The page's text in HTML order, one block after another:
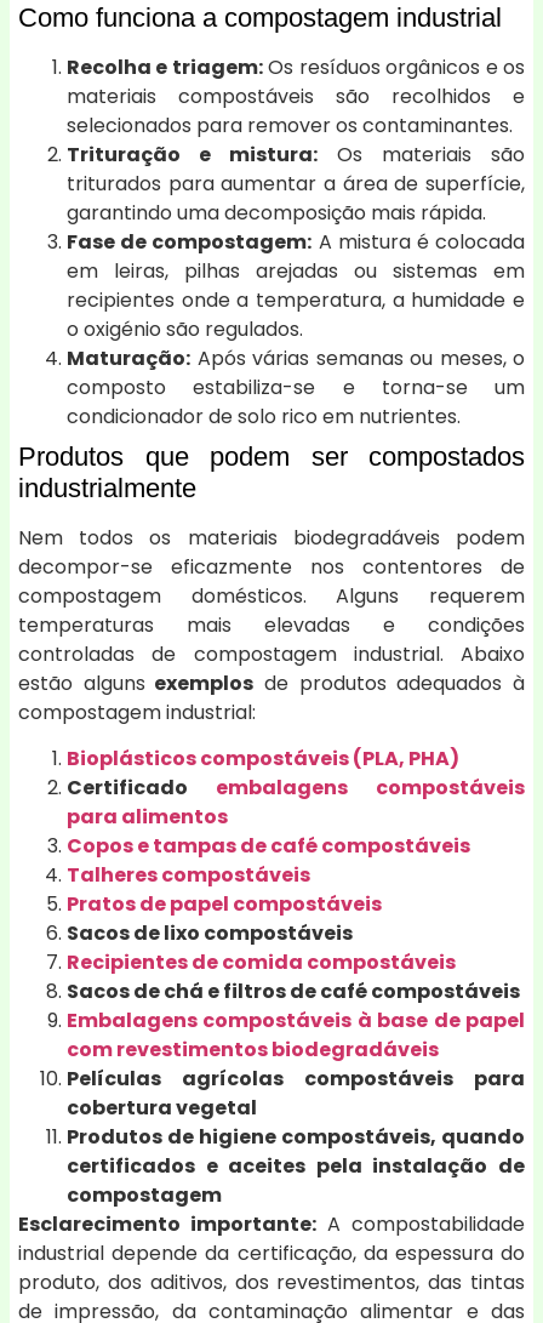
Como funciona a compostagem industrial
Recolha e triagem:Os resíduos orgânicos e os
materiais compostáveis são recolhidos e
selecionados para remover os contaminantes.
Trituração e mistura: Os materiais são
triturados para aumentar a área de superfície,
garantindo uma decomposição mais rápida.
Fase de compostagem: A mistura é colocada
em leiras, pilhas arejadas ou sistemas em
recipientes onde a temperatura, a humidade e
o oxigénio são regulados.
Maturação: Após várias semanas ou meses, o
composto estabiliza-se e torna-se um
condicionador de solo rico em nutrientes.
Produtos que podem ser compostados
industrialmente
Nem todos os materiais biodegradáveis podem
decompor-se eficazmente nos contentores de
compostagem domésticos. Alguns requerem
temperaturas mais elevadas e condições
controladas de compostagem industrial. Abaixo
estão alguns exemplos de produtos adequados à
compostagem industrial:
Bioplásticos compostáveis (PLA, PHA)
Certificado embalagens compostáveis
para alimentos
Copos e tampas de café compostáveis
Talheres compostáveis
Pratos de papel compostáveis
Sacos de lixo compostáveis
Recipientes de comida compostáveis
Sacos de chá e filtros de café compostáveis
Embalagens compostáveis à base de papel
com revestimentos biodegradáveis
Películas agrícolas compostáveis para
cobertura vegetal
Produtos de higiene compostáveis, quando
certificados e aceites pela instalação de
compostagem
Esclarecimento importante: A compostabilidade
industrial depende da certificação, da espessura do
produto, dos aditivos, dos revestimentos, das tintas
de impressão, da contaminação alimentar e das